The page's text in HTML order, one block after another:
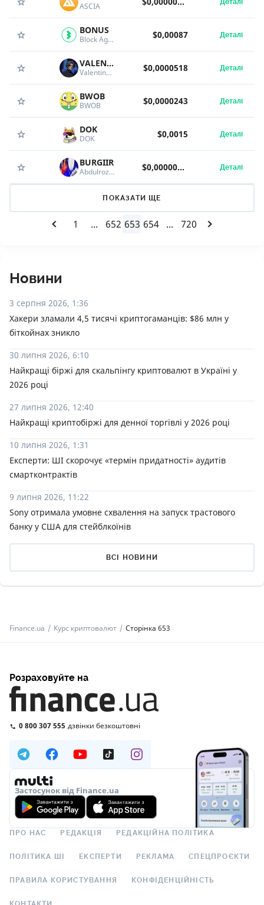
ASCIA Деталі
BONUS
Block Agent $0,00087 Деталі
VALENTINE
Valentine Michael Smith $0,0000518 Деталі
BWOB
BWOB $0,0000243 Деталі
DOK
DOK $0,0015 Деталі
BURGIIR
Abdulrozik's Camel $0,00000688 Деталі
ПОКАЗАТИ ЩЕ
1 ... 652 653 654 ... 720
Новини
3 серпня 2026, 1:36
Хакери зламали 4,5 тисячі криптогаманців: $86 млн у
біткойнах зникло
30 липня 2026, 6:10
Найкращі біржі для скальпінгу криптовалют в Україні у
2026 році
27 липня 2026, 12:40
Найкращі криптобіржі для денної торгівлі у 2026 році
10 липня 2026, 1:31
Експерти: ШІ скорочує «термін придатності» аудитів
смартконтрактів
9 липня 2026, 11:22
Sony отримала умовне схвалення на запуск трастового
банку у США для стейблкоїнів
ВСІ НОВИНИ
Finance.ua Курс криптовалют Сторінка 653
Розраховуйте на
0 800 307 555 дзвінки безкоштовні
Застосунок від Finance.ua
ПРО НАС РЕДАКЦІЯ РЕДАКЦІЙНА ПОЛІТИКА
ПОЛІТИКА ШІ ЕКСПЕРТИ РЕКЛАМА СПЕЦПРОЄКТИ
ПРАВИЛА КОРИСТУВАННЯ КОНФІДЕНЦІЙНІСТЬ